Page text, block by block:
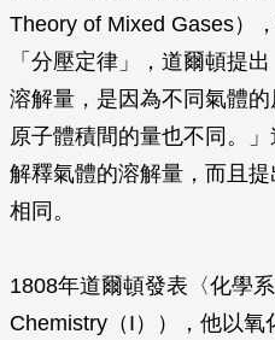
Theory of Mixed Gases）
「分壓定律」，道爾頓提
溶解量，是因為不同氣體
原子體積間的量也不同。
解釋氣體的溶解量，而且
相同。
1808年道爾頓發表〈化學
Chemistry（I）），他以氧